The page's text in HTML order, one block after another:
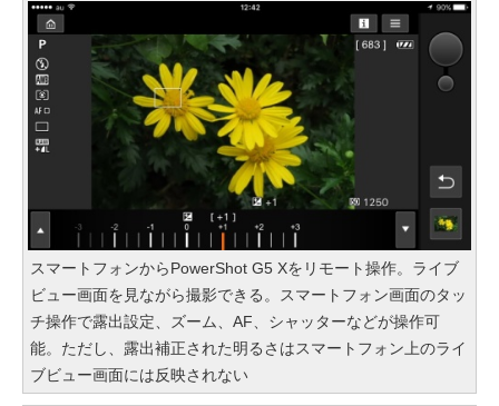
スマートフォンからPowerShot G5 Xをリモート操作。ライブ
ビュー画面を見ながら撮影できる。スマートフォン画面のタッ
チ操作で露出設定、ズーム、AF、シャッターなどが操作可
能。ただし、露出補正された明るさはスマートフォン上のライ
ブビュー画面には反映されない